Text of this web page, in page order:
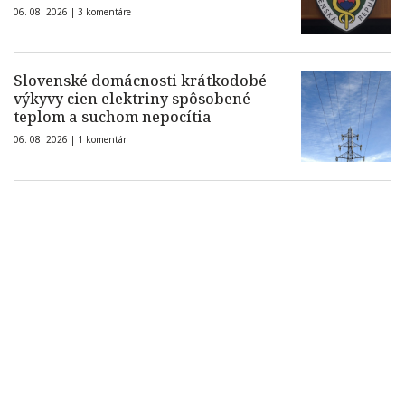
06. 08. 2026 | 3 komentáre
Slovenské domácnosti krátkodobé
výkyvy cien elektriny spôsobené
teplom a suchom nepocítia
06. 08. 2026 | 1 komentár